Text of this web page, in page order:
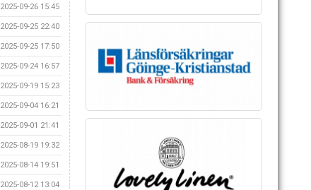
2025-09-26 15:45
2025-09-25 22:40
2025-09-25 17:50
2025-09-24 16:57
2025-09-19 15:23
2025-09-04 16:21
2025-09-01 21:41
2025-08-19 19:32
2025-08-14 19:51
2025-08-12 13:04